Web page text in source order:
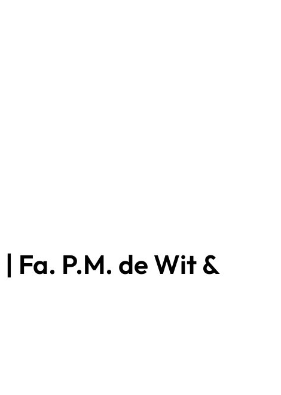
Fa. P.M. de Wit &